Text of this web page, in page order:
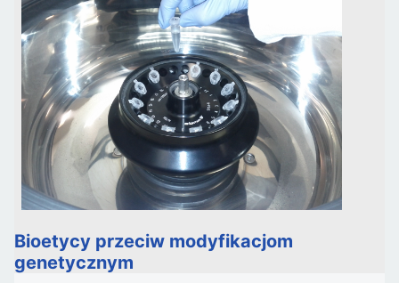
Bioetycy przeciw modyfikacjom
genetycznym